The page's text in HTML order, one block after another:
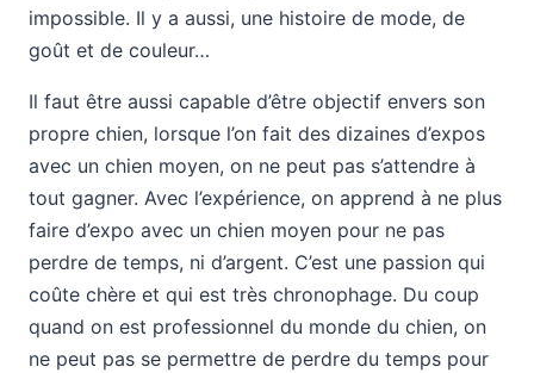
impossible. Il y a aussi, une histoire de mode, de
goût et de couleur…
Il faut être aussi capable d’être objectif envers son
propre chien, lorsque l’on fait des dizaines d’expos
avec un chien moyen, on ne peut pas s’attendre à
tout gagner. Avec l’expérience, on apprend à ne plus
faire d’expo avec un chien moyen pour ne pas
perdre de temps, ni d’argent. C’est une passion qui
coûte chère et qui est très chronophage. Du coup
quand on est professionnel du monde du chien, on
ne peut pas se permettre de perdre du temps pour